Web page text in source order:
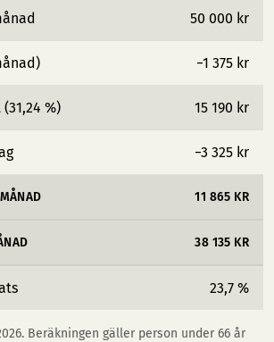
50 000 kr
−1 375 kr
%) 15 190 kr
−3 325 kr
11 865 KR
38 135 KR
23,7 %
Beräkningen gäller person under 66 år